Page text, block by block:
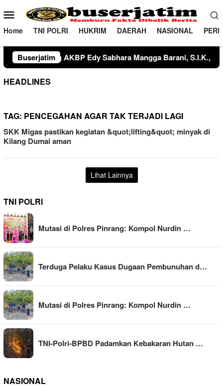
ke
konten
Menu
Mobile
Home TNI POLRI HUKRIM DAERAH NASIONAL
Buserjatim kegiatan
HEADLINES
TAG: PENCEGAHAN AGAR TAK TERJADI LAGI
SKK Migas pastikan kegiatan &quot;lifting&quot; minyak di
Kilang Dumai aman
Lihat Lainnya
TNI POLRI
Mutasi di Polres Pinrang: Kompol Nurdin …
Terduga Pelaku Kasus Dugaan Pembunuhan d…
Mutasi di Polres Pinrang: Kompol Nurdin …
TNI-Polri-BPBD Padamkan Kebakaran Hutan …
NASIONAL